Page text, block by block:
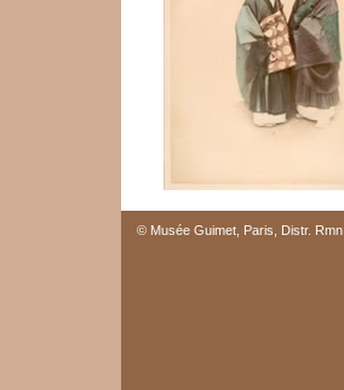
© Musée Guimet, Paris, Distr.